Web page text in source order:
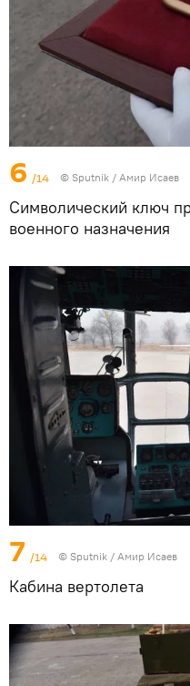
6 /14 © Sputnik / Амир Исаев
Символический ключ
военного назначения
7 /14 © Sputnik / Амир Исаев
Кабина вертолета